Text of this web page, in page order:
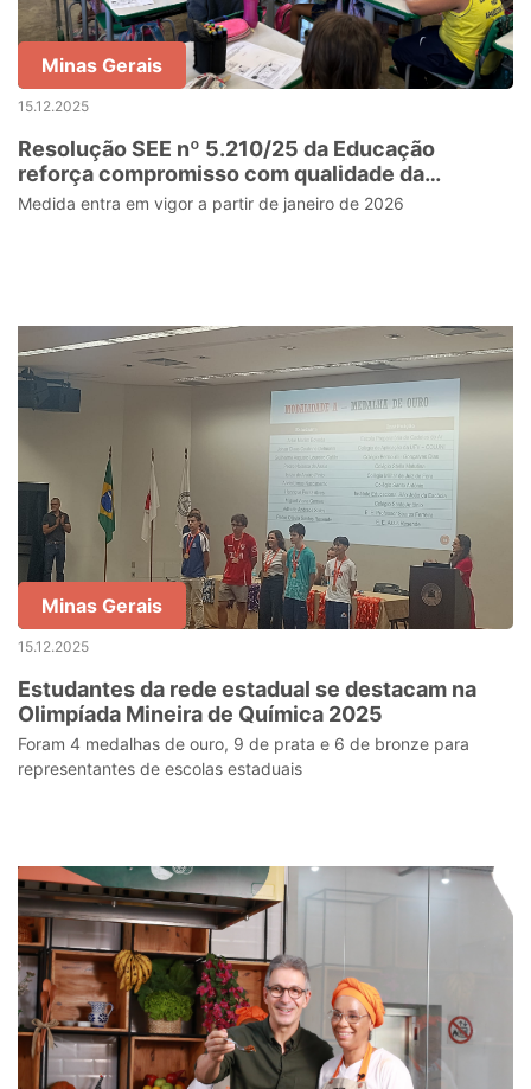
Minas Gerais
15.12.2025
Resolução SEE nº 5.210/25 da Educação
reforça compromisso com qualidade da
aprendizagem e organização da rede
Medida entra em vigor a partir de janeiro de 2026
Minas Gerais
15.12.2025
Estudantes da rede estadual se destacam na
Olimpíada Mineira de Química 2025
Foram 4 medalhas de ouro, 9 de prata e 6 de bronze para
representantes de escolas estaduais